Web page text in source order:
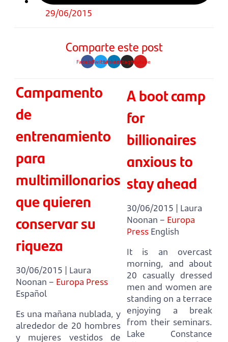
29/06/2015
Comparte este post
FacebookTwitterLinkedinInstagramYoutube
Campamento
de
entrenamiento
para
multimillonarios
que quieren
conservar su
riqueza
30/06/2015 | Laura
Noonan – Europa Press
Español
Es una mañana nublada, y
alrededor de 20 hombres
y mujeres vestidos de
A boot camp
for
billionaires
anxious to
stay ahead
30/06/2015 | Laura
Noonan – Europa
Press English
It is an overcast
morning, and about
20 casually dressed
men and women are
standing on a terrace
enjoying a break
from their seminars.
Lake Constance